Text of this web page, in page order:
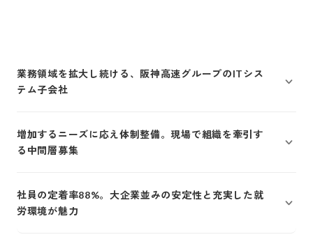
業務領域を拡大し続ける、阪神高速グループのITシス
テム子会社
増加するニーズに応え体制整備。現場で組織を牽引す
る中間層募集
社員の定着率88%。大企業並みの安定性と充実した就
労環境が魅力